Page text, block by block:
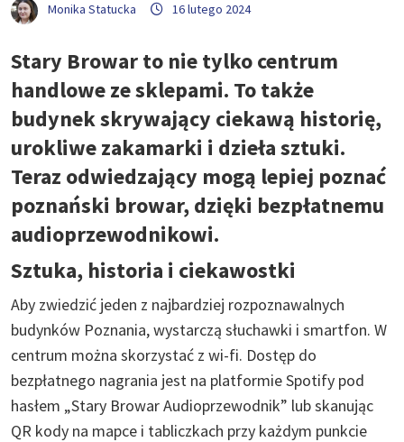
Monika Statucka 16 lutego 2024
Stary Browar to nie tylko centrum
handlowe ze sklepami. To także
budynek skrywający ciekawą historię,
urokliwe zakamarki i dzieła sztuki.
Teraz odwiedzający mogą lepiej poznać
poznański browar, dzięki bezpłatnemu
audioprzewodnikowi.
Sztuka, historia i ciekawostki
Aby zwiedzić jeden z najbardziej rozpoznawalnych
budynków Poznania, wystarczą słuchawki i smartfon. W
centrum można skorzystać z wi-fi. Dostęp do
bezpłatnego nagrania jest na platformie Spotify pod
hasłem „Stary Browar Audioprzewodnik” lub skanując
QR kody na mapce i tabliczkach przy każdym punkcie